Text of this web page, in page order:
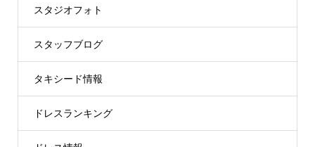
スタジオフォト
スタッフブログ
タキシード情報
ドレスランキング